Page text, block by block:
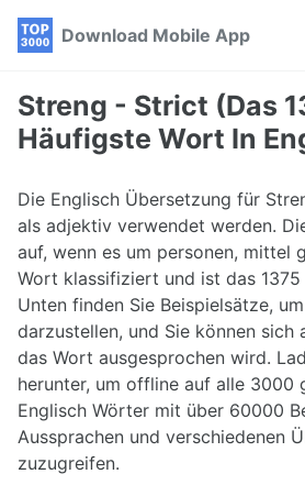
Skip
navigation
Skip
Skip
Download Mobile App
Streng - Strict (Das
Häufigste Wort In
Die Englisch Übersetzung für
als adjektiv verwendet werden.
auf, wenn es um personen, mittel
Wort klassifiziert und ist das
Unten finden Sie Beispielsätze,
darzustellen, und Sie können sich
das Wort ausgesprochen wird.
herunter, um offline auf alle 3000
Englisch Wörter mit über 60000
Aussprachen und verschiedenen
zuzugreifen.